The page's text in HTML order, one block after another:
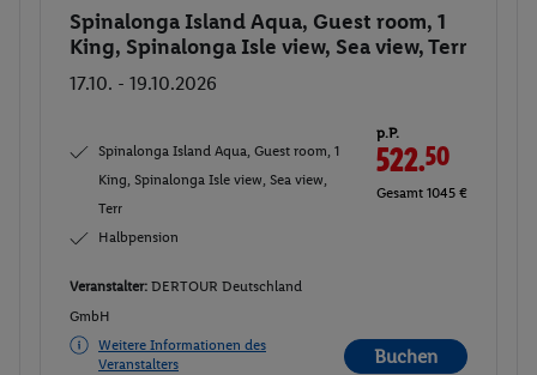
Buchen
Spinalonga Island Aqua, Guest room, 1
King, Spinalonga Isle view, Sea view, Terr
17.10. - 19.10.2026
Spinalonga Island Aqua, Guest room, 1
King, Spinalonga Isle view, Sea view,
Terr
Halbpension
p.P.
522.50
Gesamt 1045 €
Veranstalter: DERTOUR Deutschland
GmbH
Weitere Informationen des
Veranstalters
Buchen